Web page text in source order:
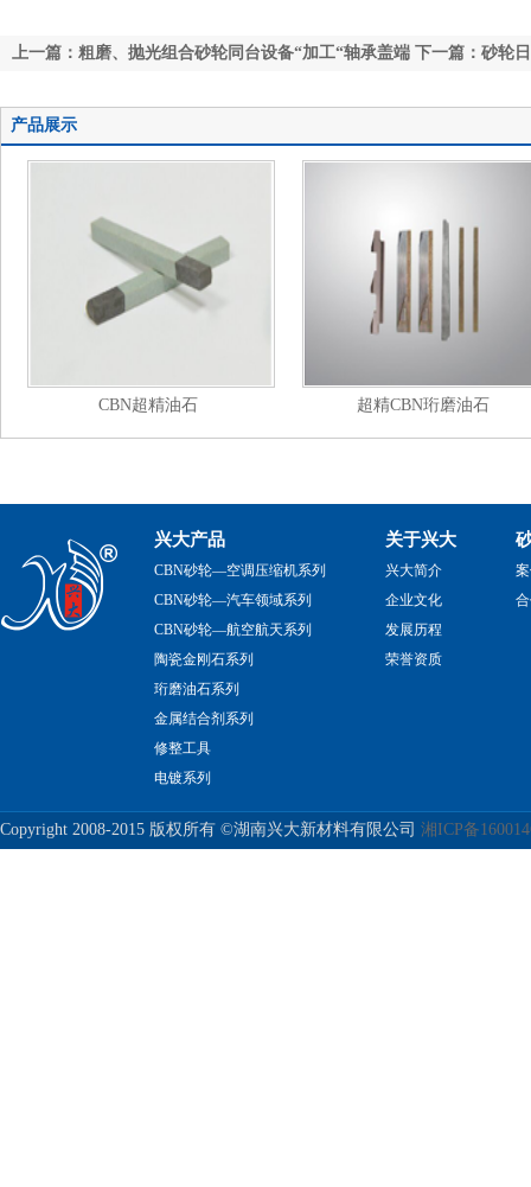
上一篇：粗磨、抛光组合砂轮同台设备“加工“轴承盖端 下一篇：砂轮
产品展示
CBN超精油石 超精CBN珩磨油石
兴大产品
CBN砂轮—空调压缩机系列
CBN砂轮—汽车领域系列
CBN砂轮—航空航天系列
陶瓷金刚石系列
珩磨油石系列
金属结合剂系列
修整工具
电镀系列
关于兴大
兴大简介
企业文化
发展历程
荣誉资质
Copyright 2008-2015 版权所有 ©湖南兴大新材料有限公司 湘ICP备